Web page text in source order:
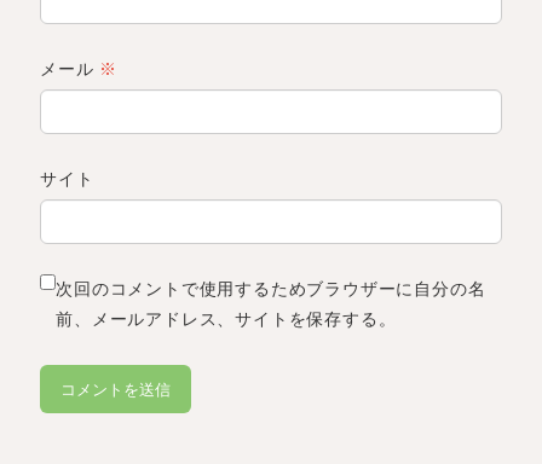
メール ※
サイト
次回のコメントで使用するためブラウザーに自分の名
前、メールアドレス、サイトを保存する。